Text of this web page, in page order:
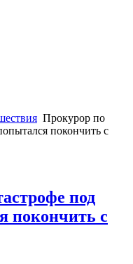
Прокурор по
покончить с
под
покончить с